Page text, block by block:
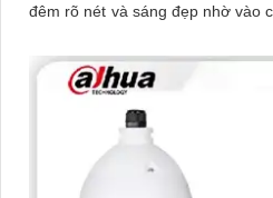
đêm rõ nét và sáng đẹp nhờ vào